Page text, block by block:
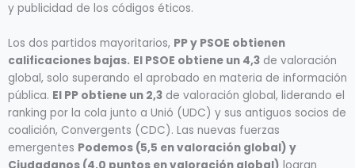
y publicidad de los códigos éticos.
Los dos partidos mayoritarios, PP y PSOE obtienen
calificaciones bajas. El PSOE obtiene un 4,3 de valoración
global, solo superando el aprobado en materia de información
pública. El PP obtiene un 2,3 de valoración global, liderando el
ranking por la cola junto a Unió (UDC) y sus antiguos socios de
coalición, Convergents (CDC). Las nuevas fuerzas
emergentes Podemos (5,5 en valoración global) y